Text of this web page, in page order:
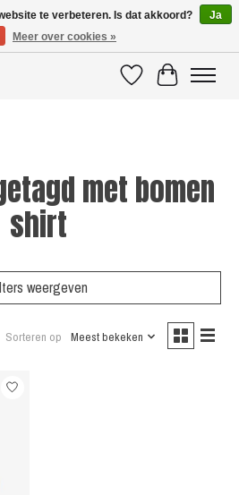
VerlanglijstWinkelwagen
met bomen
shirt
weergeven
Sorteren op Meest bekeken
te verbeteren. Is dat akkoord?
Ja
Meer over cookies »